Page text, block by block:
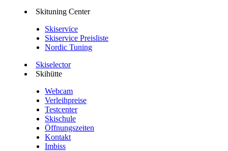
Skituning Center
Skiservice
Skiservice Preisliste
Nordic Tuning
Skiselector
Skihütte
Webcam
Verleihpreise
Testcenter
Skischule
Öffnungszeiten
Kontakt
Imbiss